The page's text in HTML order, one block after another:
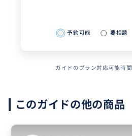
予約可能 要相談
ガイドのプラン対応可能時間
このガイドの他の商品